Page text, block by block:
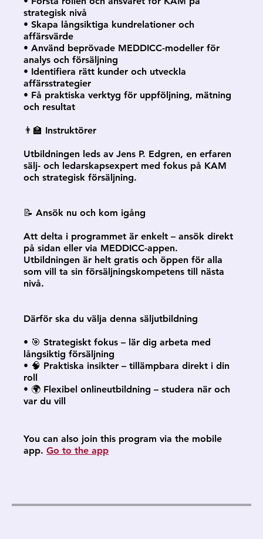
strategisk nivå
• Skapa långsiktiga kundrelationer och
affärsvärde
• Använd beprövade MEDDICC-modeller för
analys och försäljning
• Identifiera rätt kunder och utveckla
affärsstrategier
• Få praktiska verktyg för uppföljning, mätning
och resultat
👨‍🏫 Instruktörer
Utbildningen leds av Jens P. Edgren, en erfaren
sälj- och ledarskapsexpert med fokus på KAM
och strategisk försäljning.
📝 Ansök nu och kom igång
Att delta i programmet är enkelt – ansök direkt
på sidan eller via MEDDICC-appen.
Utbildningen är helt gratis och öppen för alla
som vill ta sin försäljningskompetens till nästa
nivå.
Därför ska du välja denna säljutbildning
• 🎯 Strategiskt fokus – lär dig arbeta med
långsiktig försäljning
• 🧠 Praktiska insikter – tillämpbara direkt i din
roll
• 🌍 Flexibel onlineutbildning – studera när och
var du vill
You can also join this program via the mobile
app. Go to the app